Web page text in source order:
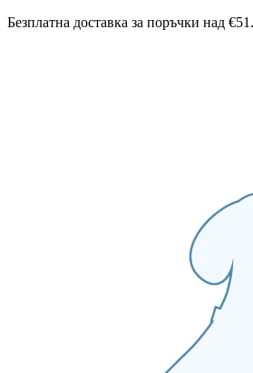
Безплатна доставка за поръчки над